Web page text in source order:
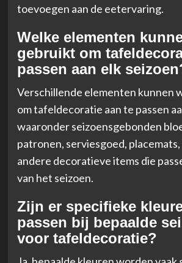
toevoegen aan de eetervaring.
Welke elementen
gebruikt om
passen aan elk
Verschillende elementen kunnen
om tafeldecoratie aan te passen
waaronder seizoensgebonden
patronen, serviesgoed,
andere decoratieve items die
van het seizoen.
Zijn er specifieke
passen bij bepaalde
voor tafeldecoratie?